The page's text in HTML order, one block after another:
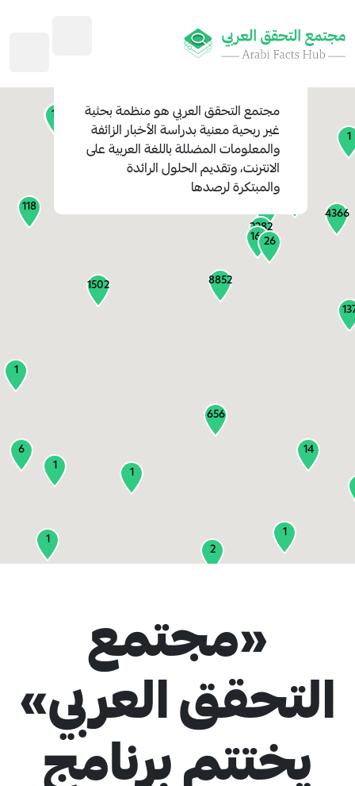
8852
127
45
2282
4366
1502
14
2
656
118
6
1
1113
26
1
1 1
3
1
1
161
1
مجتمع التحقق العربيهو منظمة بحثية
غير ربحية معنية بدراسة الأخبار الزائفة
والمعلومات المضللة باللغة العربية على
الانترنت، وتقديم الحلول الرائدة
والمبتكرة لرصدها
«مجتمع
التحقق العربي»
يختتم برنامج